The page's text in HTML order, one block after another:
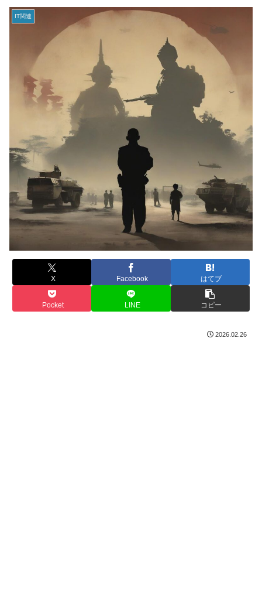
IT関連
X Facebook はてブ
Pocket LINE コピー
2026.02.26